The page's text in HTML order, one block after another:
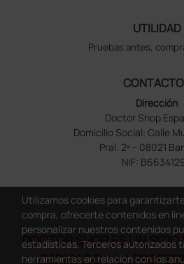
UTILIDAD
Pruebas antes,
Dirección
Doctor Shop
Domicilio Social: Calle
Pral. 2ª – 08021
NIF:
DOCTOR SHOP ES UN SITIO
DEDICADO A LA
Utilizamos cookies para
compra, ofrecerte contenidos en
personalizar nuestros contenidos
estadísticas. Terceros autorizados
herramientas en relación con los